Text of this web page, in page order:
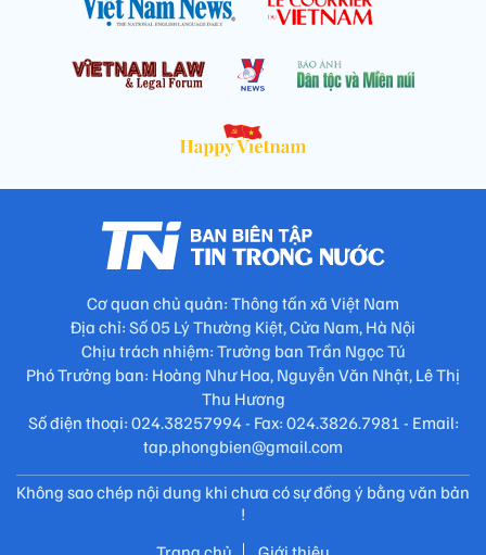
Cơ quan chủ quản: Thông tấn xã Việt Nam
Địa chỉ: Số 05 Lý Thường Kiệt, Cửa Nam, Hà Nội
Chịu trách nhiệm: Trưởng ban Trần Ngọc Tú
Phó Trưởng ban: Hoàng Như Hoa, Nguyễn Văn Nhật, Lê Thị
Thu Hương
Số điện thoại: 024.38257994 - Fax: 024.3826.7981 - Email:
tap.phongbien@gmail.com
Không sao chép nội dung khi chưa có sự đồng ý bằng văn bản
!